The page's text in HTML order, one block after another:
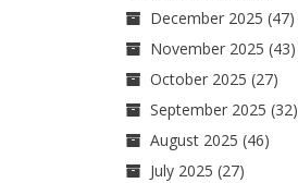
December 2025 (47)
November 2025 (43)
October 2025 (27)
September 2025 (32)
August 2025 (46)
July 2025 (27)